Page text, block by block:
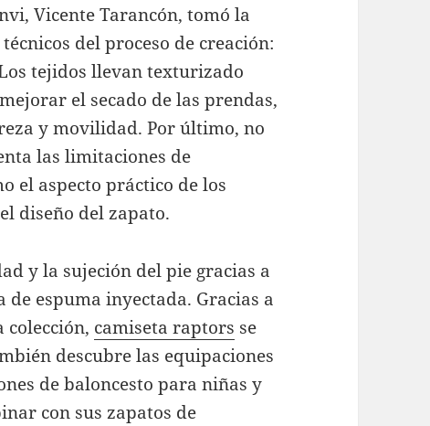
Vicente Tarancón, tomó la
del proceso de creación:
tejidos llevan texturizado
el secado de las prendas,
y movilidad. Por último, no
las limitaciones de
el aspecto práctico de los
diseño del zapato.
y la sujeción del pie gracias a
de espuma inyectada. Gracias a
colección, camiseta raptors se
descubre las equipaciones
de baloncesto para niñas y
con sus zapatos de